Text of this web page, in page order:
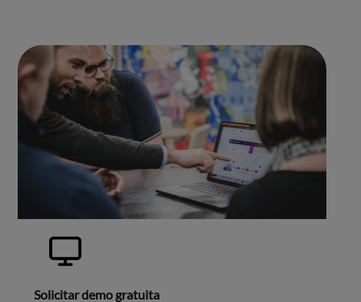
Solicitar demo gratuita